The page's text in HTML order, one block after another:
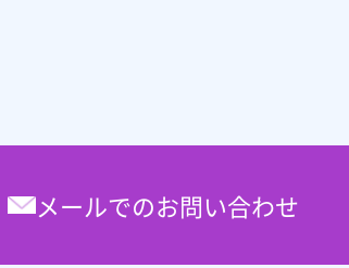
メールでのお問い合わせ